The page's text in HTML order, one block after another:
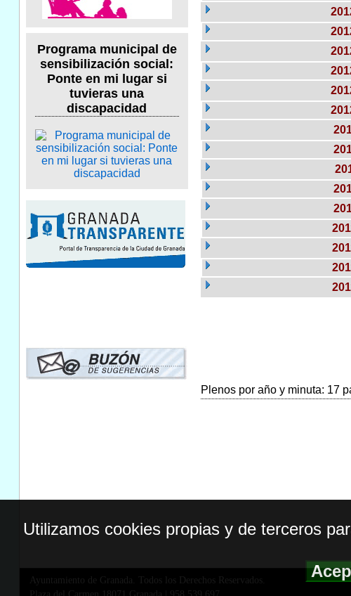
Programa municipal de
sensibilización social:
Ponte en mi lugar si
tuvieras una
discapacidad
Plenos por año y minuta: 17
Ayuntamiento de Granada. Todos los Derechos Reservados.
Utilizamos cookies propias y de terceros